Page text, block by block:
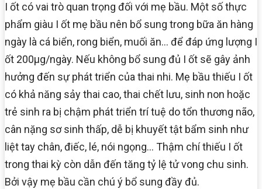
I ốt có vai trò quan trọng đối với mẹ bầu. Một số thực
phẩm giàu I ốt mẹ bầu nên bổ sung trong bữa ăn hàng
ngày là cá biển, rong biển, muối ăn… để đáp ứng lượng I
ốt 200μg/ngày. Nếu không bổ sung đủ I ốt sẽ gây ảnh
hưởng đến sự phát triển của thai nhi. Mẹ bầu thiếu I ốt
có khả năng sảy thai cao, thai chết lưu, sinh non hoặc
trẻ sinh ra bị chậm phát triển trí tuệ do tổn thương não,
cân nặng sơ sinh thấp, dễ bị khuyết tật bẩm sinh như
liệt tay chân, điếc, lé, nói ngọng… Thậm chí thiếu I ốt
trong thai kỳ còn dẫn đến tăng tỷ lệ tử vong chu sinh.
Bởi vậy mẹ bầu cần chú ý bổ sung đầy đủ.